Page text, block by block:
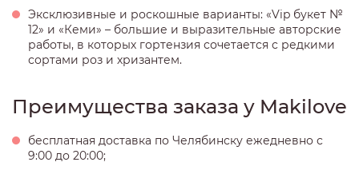
Эксклюзивные и роскошные варианты: «Vip букет №
12» и «Кеми» – большие и выразительные авторские
работы, в которых гортензия сочетается с редкими
сортами роз и хризантем.
Преимущества заказа у Makilove
бесплатная доставка по Челябинску ежедневно с
9:00 до 20:00;